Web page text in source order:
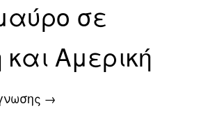
σε
Αμερική
→